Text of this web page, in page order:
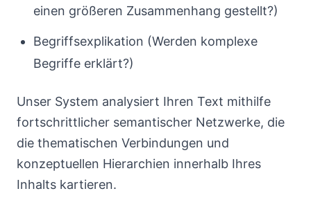
einen größeren Zusammenhang gestellt?)
Begriffsexplikation (Werden komplexe
Begriffe erklärt?)
Unser System analysiert Ihren Text mithilfe
fortschrittlicher semantischer Netzwerke, die
die thematischen Verbindungen und
konzeptuellen Hierarchien innerhalb Ihres
Inhalts kartieren.